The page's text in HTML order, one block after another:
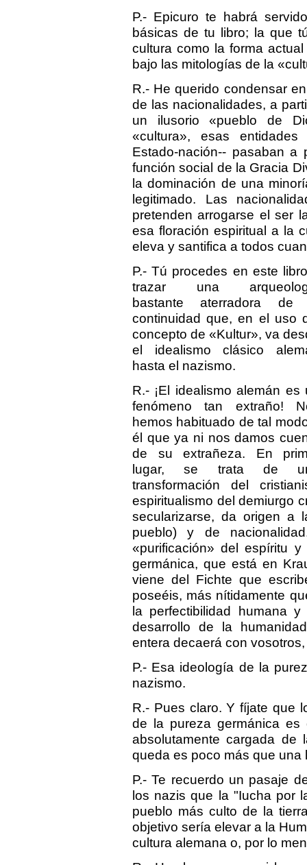
P.- Epicuro te habrá
básicas de tu libro; la que
cultura como la forma
bajo las mitologías de la
R.- He querido condensar
de las nacionalidades, a
un ilusorio «pueblo de
«cultura», esas
Estado-nación-- pasaban
función social de la Gracia
la dominación de una
legitimado. Las
pretenden arrogarse el ser
esa floración espiritual a la
eleva y santifica a todos
P.- Tú procedes en este
trazar una
bastante aterradora de
continuidad que, en el uso
concepto de «Kultur», va
el idealismo clásico
hasta el nazismo.
R.- ¡El idealismo alemán es
fenómeno tan extraño!
hemos habituado de tal
él que ya ni nos damos
de su extrañeza. En
lugar, se trata de
transformación del
espiritualismo del demiurgo
secularizarse, da origen a
pueblo) y de
«purificación» del espíritu
germánica, que está en
viene del Fichte que
poseéis, más nítidamente
la perfectibilidad humana
desarrollo de la
entera decaerá con
P.- Esa ideología de la
nazismo.
R.- Pues claro. Y fíjate que
de la pureza germánica es
absolutamente cargada
queda es poco más que una
P.- Te recuerdo un pasaje
los nazis que la "Iucha por
pueblo más culto de la
objetivo sería elevar a la
cultura alemana o, por lo